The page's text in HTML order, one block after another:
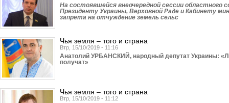
На состоявшейся внеочередной сессии областного
Президенту Украины, Верховной Раде и Кабинету
запрета на отчуждение земель сельс
Чья земля – того и страна
Втр, 15/10/2019 - 11:16
Анатолий УРБАНСКИЙ, народный депутат Украины:
получат»
Чья земля – того и страна
Втр, 15/10/2019 - 11:12